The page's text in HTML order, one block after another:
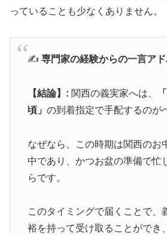
っていることも少なくありません。
✍️ 専門家の経験からの一言ア
【結論】: 関西の義実家へは、
頃」 の到着指定で手配するのが
なぜなら、この時期は関西のお
中であり、かつお盆の準備で忙
らです。
このタイミングで届くことで、
裕を持って受け取ることができ